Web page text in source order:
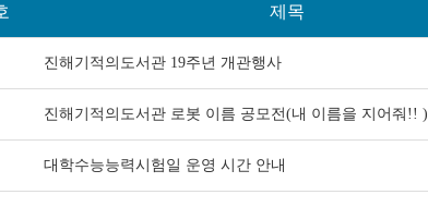
제목
진해기적의도서관 19주년 개관행사
진해기적의도서관 로봇 이름 공모전(내 이름을 지어줘!! )
대학수능능력시험일 운영 시간 안내